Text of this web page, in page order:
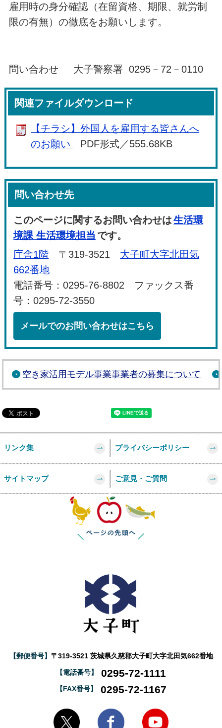
雇用時の身分確認（在留資格、期限、就労制
限の有無）の徹底をお願いします。
問い合わせ 大子警察署 0295－72－0110
関連ファイルダウンロード
【チラシ】外国人を雇用する皆さんへ
のお願い
PDF形式／555.68KB
問い合わせ先
このページに関するお問い合わせは生活環
境課 生活環境担当 です。
庁舎1階 〒319-3521 大子町大字北田気
662番地
電話番号：0295-76-8802 ファックス番
号：0295-72-3550
メールでのお問い合わせはこちら
空き家活用モデル事業事業者の募集について
リンク集 プライバシーポリシー
サイトマップ ご意見・ご質問
【郵便番号】 〒319-3521 茨城県久慈郡大子町大字北田気662番地
【電話番号】 0295-72-1111
【FAX番号】 0295-72-1167
大子町Twitter 大子町Facebook